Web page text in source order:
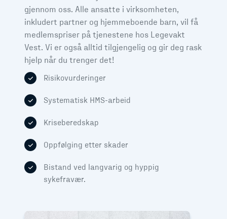
gjennom oss. Alle ansatte i virksomheten,
inkludert partner og hjemmeboende barn, vil få
medlemspriser på tjenestene hos Legevakt
Vest. Vi er også alltid tilgjengelig og gir deg rask
hjelp når du trenger det!
Risikovurderinger
Systematisk HMS-arbeid
Kriseberedskap
Oppfølging etter skader
Bistand ved langvarig og hyppig
sykefravær.